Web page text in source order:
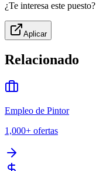
¿Te interesa este puesto?
Aplicar
Relacionado
Empleo de Pintor
1,000+ ofertas